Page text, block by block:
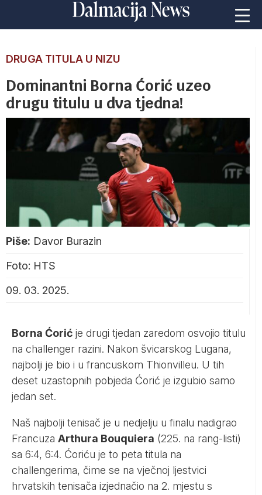
DRUGA TITULA U NIZU
Dominantni Borna Ćorić uzeo
drugu titulu u dva tjedna!
Piše: Davor Burazin
Foto: HTS
09. 03. 2025.
Borna Ćorić je drugi tjedan zaredom osvojio titulu
na challenger razini. Nakon švicarskog Lugana,
najbolji je bio i u francuskom Thionvilleu. U tih
deset uzastopnih pobjeda Ćorić je izgubio samo
jedan set.
Naš najbolji tenisač je u nedjelju u finalu nadigrao
Francuza Arthura Bouquiera (225. na rang-listi)
sa 6:4, 6:4. Ćoriću je to peta titula na
challengerima, čime se na vječnoj ljestvici
hrvatskih tenisača izjednačio na 2. mjestu s